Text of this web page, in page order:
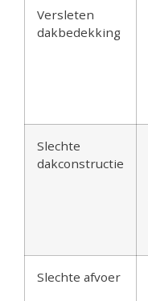
Versleten
dakbedekking
Slechte
dakconstructie
Slechte afvoer